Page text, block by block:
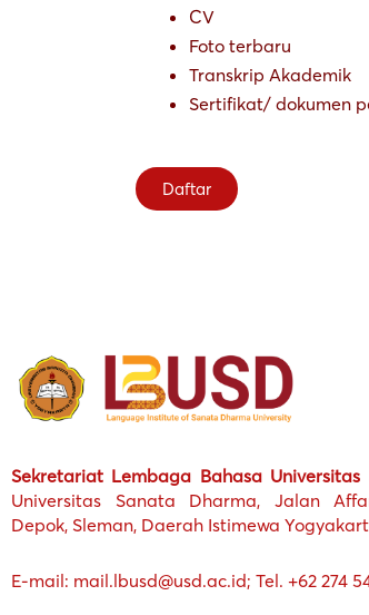
CV
Foto terbaru
Transkrip Akademik
Sertifikat/ dokumen
Daftar
Sekretariat Lembaga Bahasa
Universitas Sanata Dharma, Jalan
Depok, Sleman, Daerah Istimewa
E-mail: mail.lbusd@usd.ac.id; Tel. +62 274